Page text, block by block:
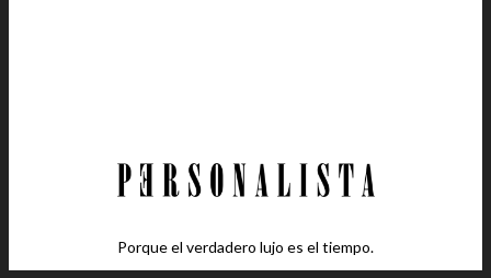
Porque el verdadero lujo es el tiempo.